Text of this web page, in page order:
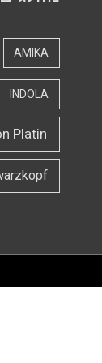
AMIKA
INDOLA
Platin